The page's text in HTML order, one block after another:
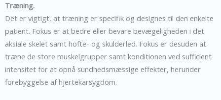
Træning.
Det er vigtigt, at træning er specifik og designes til den enkelte
patient. Fokus er at bedre eller bevare bevægeligheden i det
aksiale skelet samt hofte- og skulderled. Fokus er desuden at
træne de store muskelgrupper samt konditionen ved sufficient
intensitet for at opnå sundhedsmæssige effekter, herunder
forebyggelse af hjertekarsygdom.